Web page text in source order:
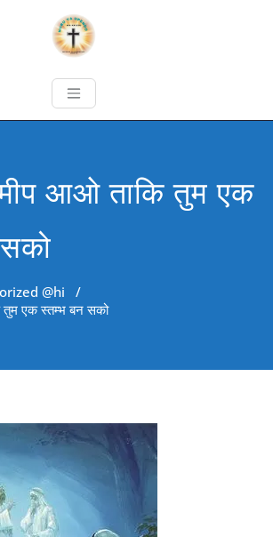
आओ ताकि तुम एक
@hi /
एक स्तम्भ बन सको